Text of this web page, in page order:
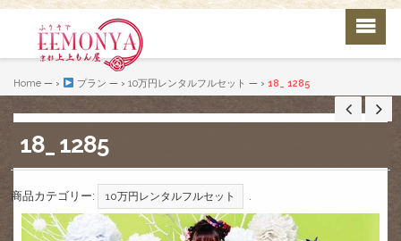
Home — › プラン — › 10万円レンタルフルセット — › 18_ 1285
18_ 1285
商品カテゴリー: 10万円レンタルフルセット .